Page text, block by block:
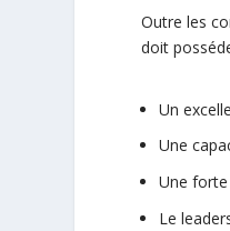
Outre les
doit
Un
Une
Une
Le